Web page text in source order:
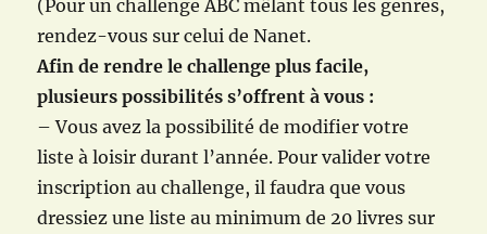
(Pour un challenge ABC mêlant tous les genres,
rendez-vous sur celui de Nanet.
Afin de rendre le challenge plus facile,
plusieurs possibilités s’offrent à vous :
– Vous avez la possibilité de modifier votre
liste à loisir durant l’année. Pour valider votre
inscription au challenge, il faudra que vous
dressiez une liste au minimum de 20 livres sur